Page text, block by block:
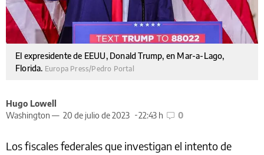
El expresidente de EEUU, Donald Trump, en Mar-a-Lago,
Florida. Europa Press/Pedro Portal
Hugo Lowell
Washington — 20 de julio de 2023 22:43 h 0
Los fiscales federales que investigan el intento de